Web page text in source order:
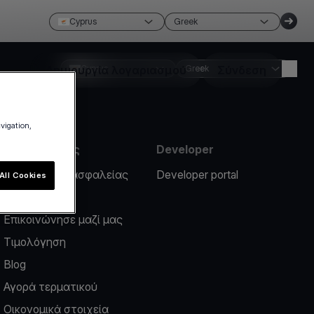
Cyprus Greek
Δημιουργία λογαριασμού
Cyprus Greek
Πληροφορίες
Περιστατικό ασφαλείας
Επικοινώνησε μαζί μας
Τιμολόγηση
Blog
Αγορά τερματικού
Οικονομικά στοιχεία
Developer
Developer portal
Cookies